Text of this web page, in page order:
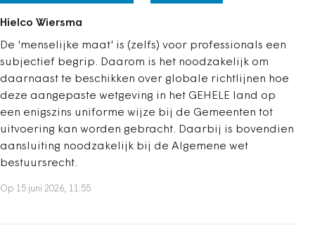
Hielco Wiersma
De 'menselijke maat' is (zelfs) voor professionals een
subjectief begrip. Daarom is het noodzakelijk om
daarnaast te beschikken over globale richtlijnen hoe
deze aangepaste wetgeving in het GEHELE land op
een enigszins uniforme wijze bij de Gemeenten tot
uitvoering kan worden gebracht. Daarbij is bovendien
aansluiting noodzakelijk bij de Algemene wet
bestuursrecht.
Op 15 juni 2026, 11:55